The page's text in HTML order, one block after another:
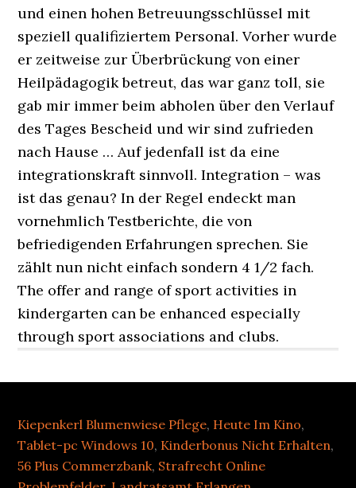
Kiepenkerl Blumenwiese Pflege, Heute Im Kino,
Tablet-pc Windows 10, Kinderbonus Nicht Erhalten,
56 Plus Commerzbank, Strafrecht Online